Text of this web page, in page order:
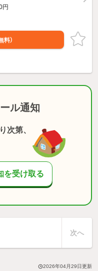
円
料）
ル通知
次第、
を受け取る
次へ
2026年04月29日 更新